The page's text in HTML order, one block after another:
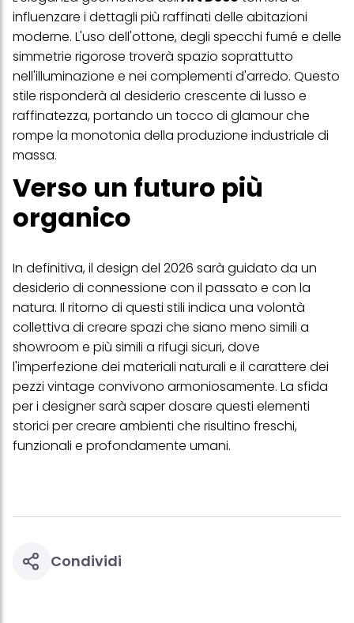
influenzare i dettagli più raffinati delle abitazioni
moderne. L'uso dell'ottone, degli specchi fumé e delle
simmetrie rigorose troverà spazio soprattutto
nell'illuminazione e nei complementi d'arredo. Questo
stile risponderà al desiderio crescente di lusso e
raffinatezza, portando un tocco di glamour che
rompe la monotonia della produzione industriale di
massa.
Verso un futuro più
organico
In definitiva, il design del 2026 sarà guidato da un
desiderio di connessione con il passato e con la
natura. Il ritorno di questi stili indica una volontà
collettiva di creare spazi che siano meno simili a
showroom e più simili a rifugi sicuri, dove
l'imperfezione dei materiali naturali e il carattere dei
pezzi vintage convivono armoniosamente. La sfida
per i designer sarà saper dosare questi elementi
storici per creare ambienti che risultino freschi,
funzionali e profondamente umani.
Condividi
effetto per il futuro disabilitando i cookie sul nostro sito web nella
sezione "Impostazioni cookie" collegata nel piè di pagina. Per
ulteriori informazioni sui cookie utilizzati su questo sito Web, in
particolare sul loro periodo di conservazione, consultare le
informazioni dettagliate su ciascun cookie disponibili facendo
clic su "modifica" di seguito".
Se fai clic su "Modifica" potrai trovare maggiori informazioni sul
trattamento dei tuoi dati / sull'uso dei cookie e consentirli per uno o
più degli scopi sopra menzionati. Cliccando su "Accetta tutto",
acconsenti all'uso dei cookie e al trattamento dei tuoi dati
personali per tutte le finalità sopra indicate. Se fai clic su "Rifiuta",
questo sito web.